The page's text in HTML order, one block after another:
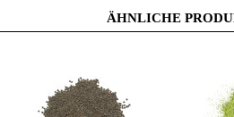
ÄHNLICHE